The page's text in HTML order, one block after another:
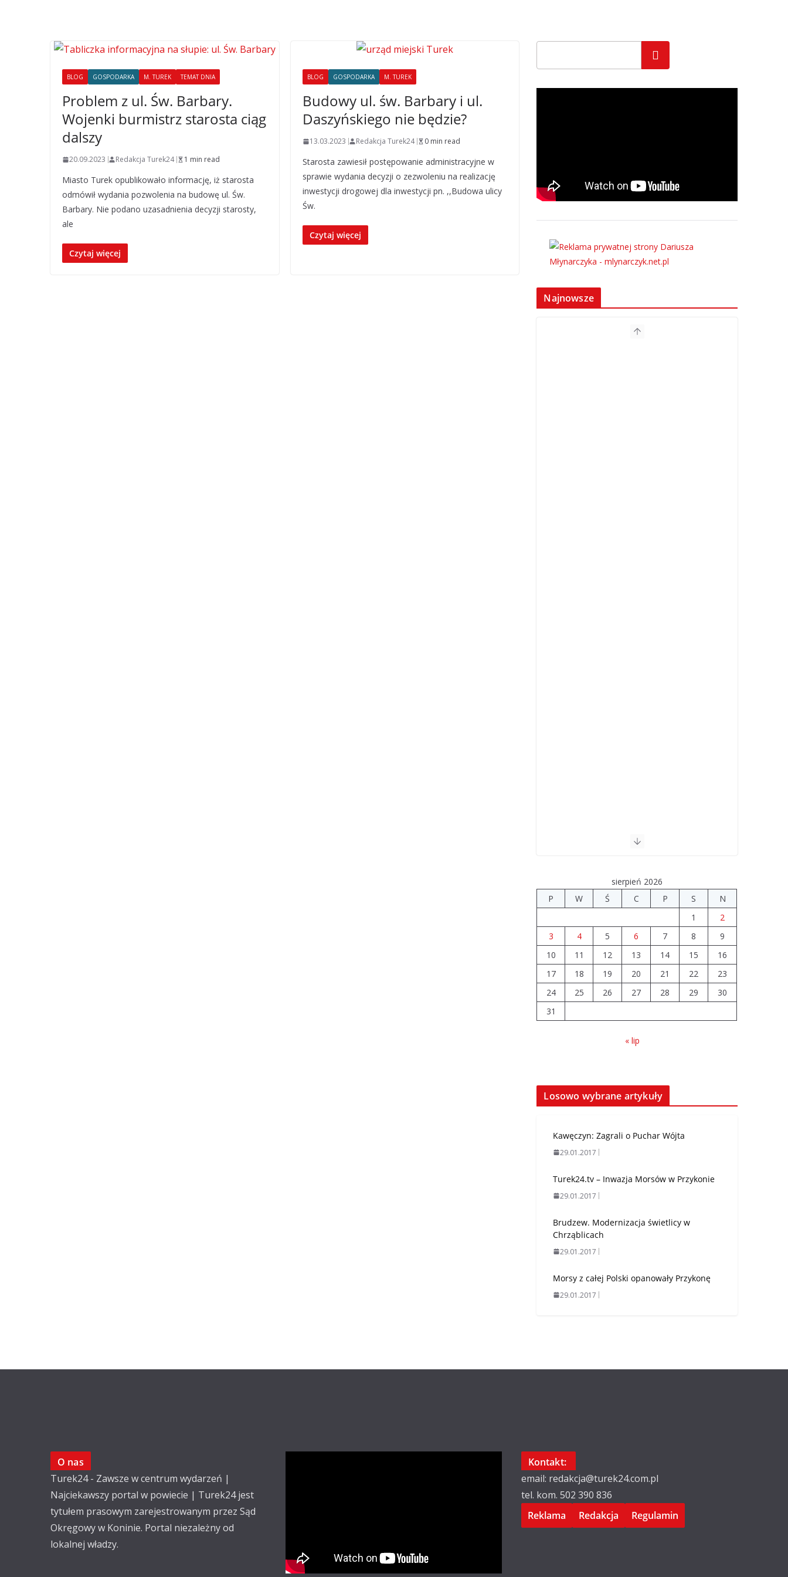
BLOG GOSPODARKA M. TUREK TEMAT DNIA
Problem z ul. Św. Barbary.
Wojenki burmistrz starosta ciąg
dalszy
20.09.2023 Redakcja Turek24 1 min read
Miasto Turek opublikowało informację, iż starosta
odmówił wydania pozwolenia na budowę ul. Św.
Barbary. Nie podano uzasadnienia decyzji starosty,
ale
Czytaj więcej
BLOG GOSPODARKA M. TUREK
Budowy ul. św. Barbary i ul.
Daszyńskiego nie będzie?
13.03.2023 Redakcja Turek24 0 min read
Starosta zawiesił postępowanie administracyjne w
sprawie wydania decyzji o zezwoleniu na realizację
inwestycji drogowej dla inwestycji pn. ,,Budowa ulicy
Św.
Czytaj więcej
Szukaj
Najnowsze
sierpień 2026
P
W Ś C P S
N
1
2
3
4 5 6 7 8
9
10
11 12 13 14 15
16
17
18 19 20 21 22
23
24
25 26 27 28 29
30
31
« lip
Losowo wybrane artykuły
Kawęczyn: Zagrali o Puchar Wójta
29.01.2017
Turek24.tv – Inwazja Morsów w Przykonie
29.01.2017
Brudzew. Modernizacja świetlicy w
Chrząblicach
29.01.2017
Morsy z całej Polski opanowały Przykonę
29.01.2017
O nas
Turek24 - Zawsze w centrum wydarzeń |
Najciekawszy portal w powiecie | Turek24 jest
tytułem prasowym zarejestrowanym przez Sąd
Okręgowy w Koninie. Portal niezależny od
lokalnej władzy.
Kontakt:
email: redakcja@turek24.com.pl
tel. kom. 502 390 836
Reklama
Redakcja Regulamin